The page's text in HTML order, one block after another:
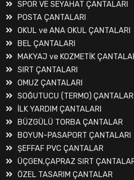
SPOR VE SEYAHAT ÇANTALARI
POSTA ÇANTALARI
OKUL ve ANA OKUL ÇANTALARI
BEL ÇANTALARI
MAKYAJ ve KOZMETİK
SIRT ÇANTALARI
OMUZ ÇANTALARI
SOĞUTUCU (TERMO) ÇANTALAR
İLK YARDIM ÇANTALARI
BÜZGÜLÜ TORBA ÇANTALAR
BOYUN-PASAPORT ÇANTALARI
ŞEFFAF PVC ÇANTALAR
ÜÇGEN,ÇAPRAZ SIRT
ÖZEL TASARIM ÇANTALAR